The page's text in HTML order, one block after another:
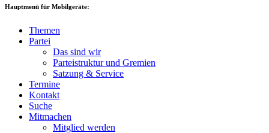
Hauptmenü für Mobilgeräte:
Themen
Partei
Das sind wir
Parteistruktur und Gremien
Satzung & Service
Termine
Kontakt
Suche
Mitmachen
Mitglied werden